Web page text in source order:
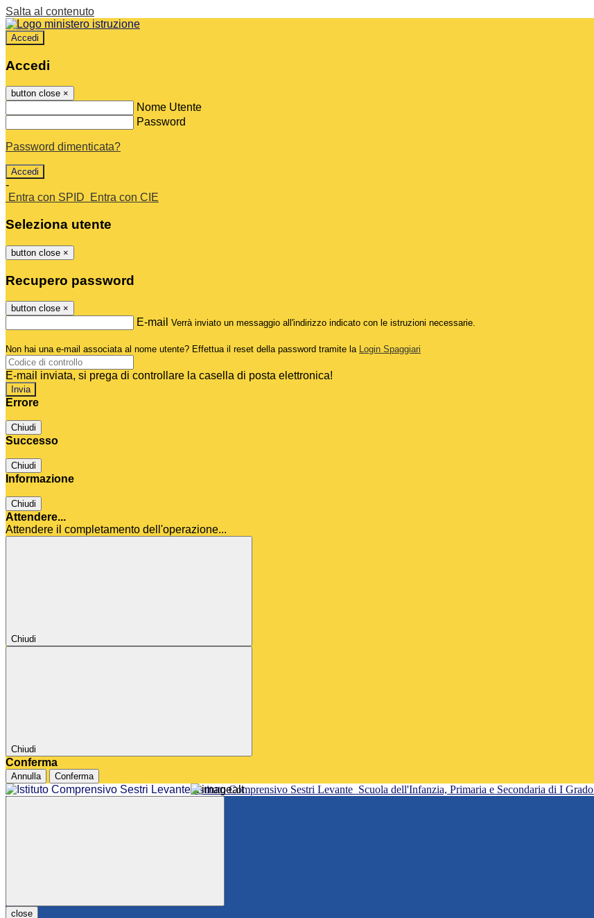
Salta al contenuto
Accedi
Accedi
button close ×
Nome Utente
Password
Password dimenticata?
-
Entra con SPID
Entra con CIE
Seleziona utente
button close ×
Recupero password
button close ×
E-mail Verrà inviato un messaggio all'indirizzo indicato con le istruzioni necessarie.
Non hai una e-mail associata al nome utente? Effettua il reset della password tramite la Login Spaggiari
E-mail inviata, si prega di controllare la casella di posta elettronica!
Errore
Chiudi
Successo
Chiudi
Informazione
Chiudi
Attendere...
Attendere il completamento dell'operazione...
Chiudi
Chiudi
Conferma
Annulla Conferma
Istituto Comprensivo Sestri Levante Scuola dell'Infanzia, Primaria e Secondaria di I Grado
close